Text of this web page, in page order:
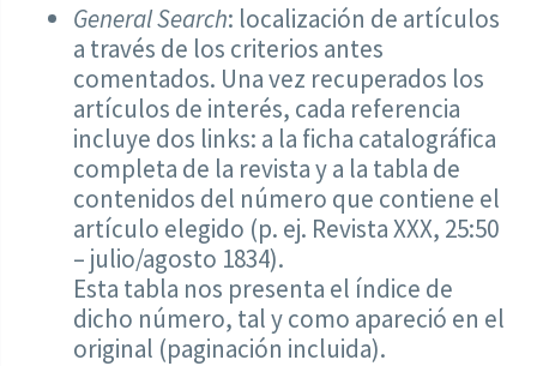
General Search: localización de artículos
a través de los criterios antes
comentados. Una vez recuperados los
artículos de interés, cada referencia
incluye dos links: a la ficha catalográfica
completa de la revista y a la tabla de
contenidos del número que contiene el
artículo elegido (p. ej. Revista XXX, 25:50
– julio/agosto 1834).
Esta tabla nos presenta el índice de
dicho número, tal y como apareció en el
original (paginación incluida).